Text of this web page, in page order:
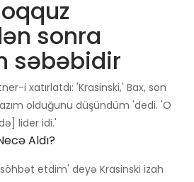
sonra
səbəbidir
i xatırlatdı: 'Krasinski,' Bax, son
olduğunu düşündüm 'dedi. 'O
lider idi.'
Aldı?
etdim' deyə Krasinski izah